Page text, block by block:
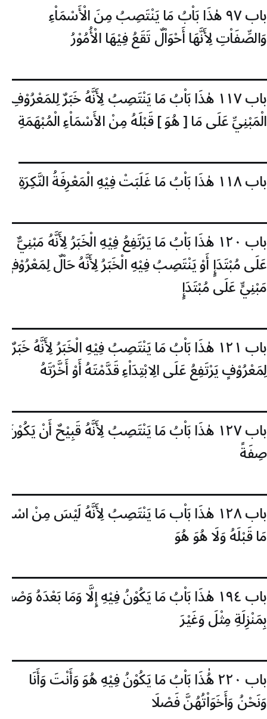
باب ٩٧
هٰذَا بَاْبُ مَا يَنْتَصِبُ مِنَ الْأَسْمَاْءِ
وَالصِّفَاْتِ لِأَنَّهَا أَحْوَاْلٌ تَقَعُ فِيْهَا الْأُمُوْرُ
باب ١١٧
هٰذَا بَاْبُ مَا يَنْتَصِبُ لِأَنَّهُ خَبَرٌ لِلمَعْرُوْفِ
الْمَبْنِيِّ عَلَى مَا [ هُوَ ] قَبْلَهُ مِنْ الأَسْمَاْءِ الْمُبْهَمَةِ
باب ١١٨
هٰذَا بَاْبُ مَا غَلَبَتْ فِيْهِ الْمَعْرِفَةُ النَّكِرَةِ
باب ١٢٠
هٰذَا بَاْبُ مَا يَرْتَفِعُ فِيْهِ الْخَبَرُ لِأَنَّهُ مَبْنِيٌّ
عَلَى مُبْتَدَإٍ أَوْ يَنْتَصِبُ فِيْهِ الْخَبَرُ لِأَنَّهُ حَاْلٌ لِمَعْرُوْفٍ
مَبْنِيٍّ عَلَى مُبْتَدَإٍ
باب ١٢١
هٰذَا بَاْبُ مَا يَنْتَصِبُ فِيْهِ الْخَبَرُ لِأَنَّهُ خَبَرٌ
لِمَعْرُوْفٍ يَرْتَفِعُ عَلَى الِابْتِدَاْءِ قَدَّمْتَهُ أَوْ أَخَّرْتَهُ
باب ١٢٧
هٰذَا بَاْبُ مَا يَنْتَصِبُ لِأَنَّهُ قَبِيْحٌ أَنْ يَكُوْنَ
صِفَةً
باب ١٢٨
هٰذَا بَاْب مَا يَنْتَصِبُ لِأَنَّهُ لَيْسَ مِنْ اسْمِ
مَا قَبْلَهُ وَلَا هُوَ هُوَ
باب ١٩٤
هٰذَا بَاْبُ مَا يَكُوْنُ فِيْهِ إِلَّا وَمَا بَعْدَهُ وَصْفًا
بِمَنْزِلَةِ مِثْلَ وَغَيْرَ
باب ٢٢٠
هُٰذَا بَاْبُ مَا يَكُوْنُ فِيْهِ هُوَ وَأَنْتَ وَأَنَا
وَنَحْنُ وَأَخَوَاْتُهُنَّ فَصْلَا